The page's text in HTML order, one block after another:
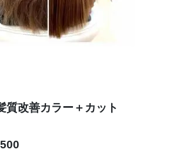
改善カラー＋カット